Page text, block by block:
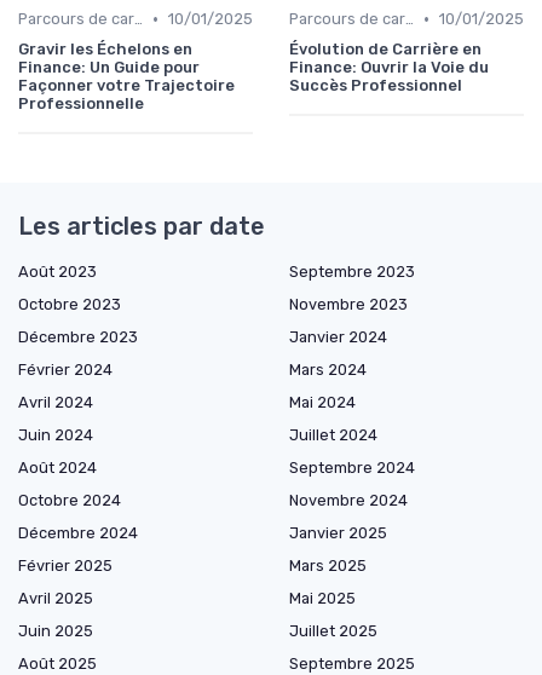
Parcours de carrière en finance • 10/01/2025
Gravir les Échelons en
Finance: Un Guide pour
Façonner votre Trajectoire
Professionnelle
Parcours de carrière en finance • 10/01/2025
Évolution de Carrière en
Finance: Ouvrir la Voie du
Succès Professionnel
Les articles par date
Août 2023
Septembre 2023
Octobre 2023
Novembre 2023
Décembre 2023
Janvier 2024
Février 2024
Mars 2024
Avril 2024
Mai 2024
Juin 2024
Juillet 2024
Août 2024
Septembre 2024
Octobre 2024
Novembre 2024
Décembre 2024
Janvier 2025
Février 2025
Mars 2025
Avril 2025
Mai 2025
Juin 2025
Juillet 2025
Août 2025
Septembre 2025